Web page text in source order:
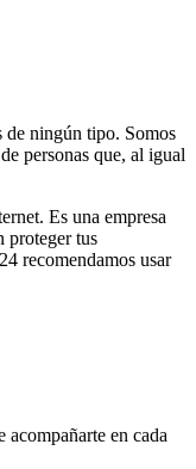
de ningún tipo. Somos
personas que, al igual
Es una empresa
proteger tus
recomendamos usar
en cada